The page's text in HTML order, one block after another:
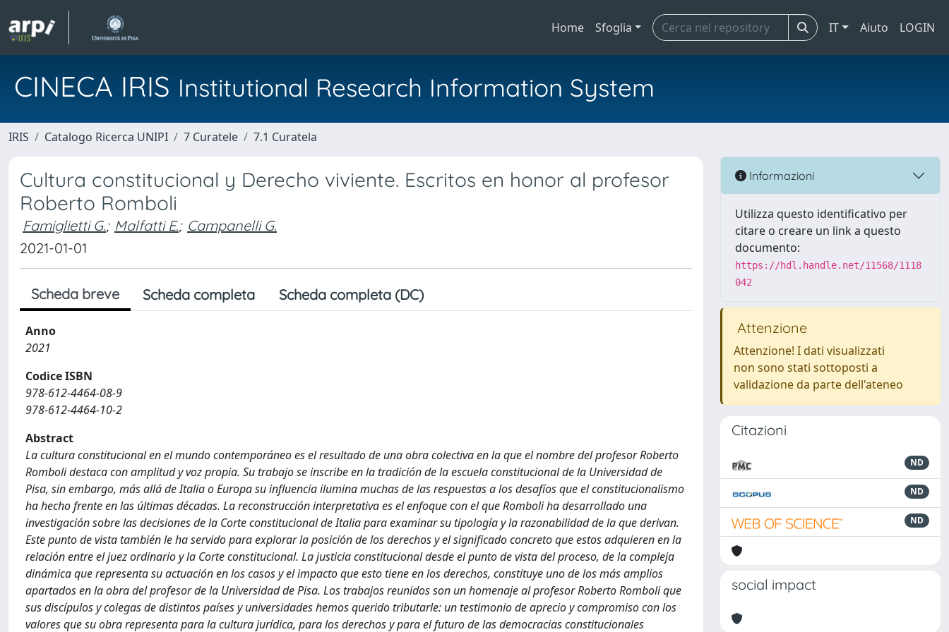
Home Sfoglia IT Aiuto LOGIN
CINECA IRIS Institutional Research Information System
IRIS Catalogo Ricerca UNIPI 7 Curatele 7.1 Curatela
Cultura constitucional y Derecho viviente. Escritos en honor al profesor
Roberto Romboli
Famiglietti G.; Malfatti E.; Campanelli G.
2021-01-01
Scheda breve Scheda completa Scheda completa (DC)
Anno
2021
Codice ISBN
978-612-4464-08-9
978-612-4464-10-2
Abstract
La cultura constitucional en el mundo contemporáneo es el resultado de una obra colectiva en la que el nombre del profesor Roberto
Romboli destaca con amplitud y voz propia. Su trabajo se inscribe en la tradición de la escuela constitucional de la Universidad de
Pisa, sin embargo, más allá de Italia o Europa su influencia ilumina muchas de las respuestas a los desafíos que el constitucionalismo
ha hecho frente en las últimas décadas. La reconstrucción interpretativa es el enfoque con el que Romboli ha desarrollado una
investigación sobre las decisiones de la Corte constitucional de Italia para examinar su tipología y la razonabilidad de la que derivan.
Este punto de vista también le ha servido para explorar la posición de los derechos y el significado concreto que estos adquieren en la
relación entre el juez ordinario y la Corte constitucional. La justicia constitucional desde el punto de vista del proceso, de la compleja
dinámica que representa su actuación en los casos y el impacto que esto tiene en los derechos, constituye uno de los más amplios
apartados en la obra del profesor de la Universidad de Pisa. Los trabajos reunidos son un homenaje al profesor Roberto Romboli que
sus discípulos y colegas de distintos países y universidades hemos querido tributarle: un testimonio de aprecio y compromiso con los
valores que su obra representa para la cultura jurídica, para los derechos y para el futuro de las democracias constitucionales
Informazioni
Utilizza questo identificativo per
citare o creare un link a questo
documento:
https://hdl.handle.net/11568/1118
042
Attenzione
Attenzione! I dati visualizzati
non sono stati sottoposti a
validazione da parte dell'ateneo
Citazioni
ND
ND
ND
social impact